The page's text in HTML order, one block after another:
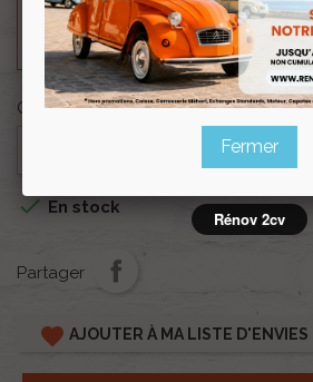
technique au0254 277 154ou
renov2cv.technique@gmail.com.
Quantité
AJOUTER AU
 En stock
Partager
favorite AJOUTER À MA LISTE D'ENVIES
Fermer
Rénov 2cv